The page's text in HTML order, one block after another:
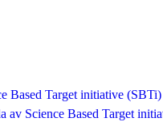
Based Target initiative (SBTi)
av Science Based Target